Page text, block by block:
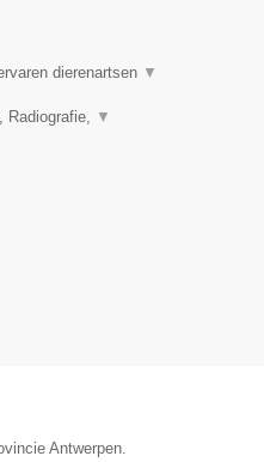
dierenartsen ▼
Radiografie, ▼
Antwerpen.